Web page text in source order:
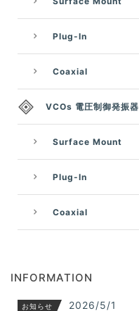
Plug-In
Coaxial
VCOs 電圧制御発振器
Surface Mount
Plug-In
Coaxial
INFORMATION
お知らせ 2026/5/1